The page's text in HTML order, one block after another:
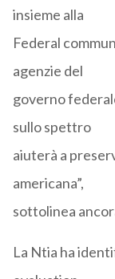
insieme alla
Federal
agenzie del
governo
sullo spettro
aiuterà a
americana”,
sottolinea
La Ntia ha